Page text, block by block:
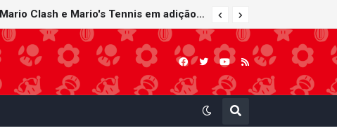
no top 30 da Famitsu Nintendo Music recebe trilhas sonoras de Virtual Boy Wario Land, Mario Clash e Mario's Tennis em adição histórica ao catálogo